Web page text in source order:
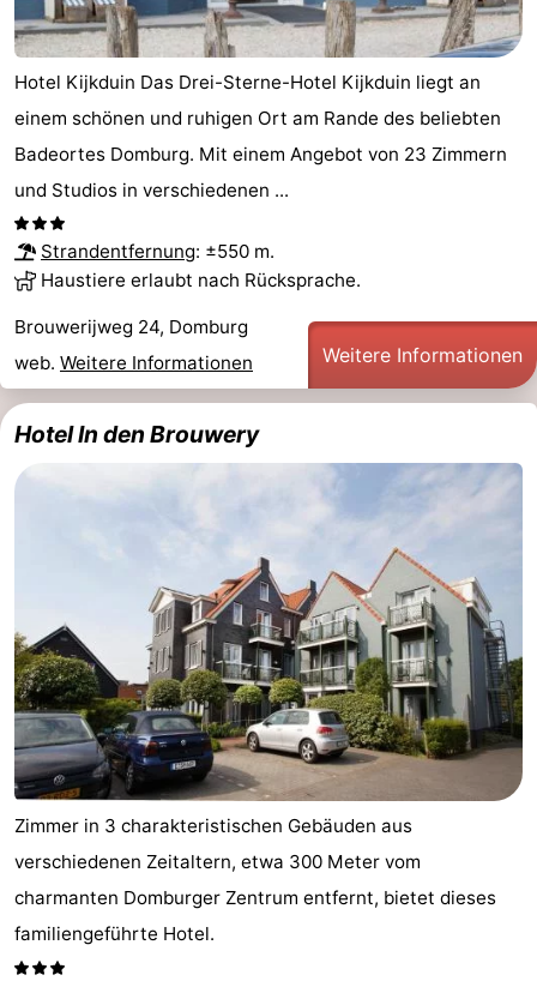
Hotel Kijkduin Das Drei-Sterne-Hotel Kijkduin liegt an
einem schönen und ruhigen Ort am Rande des beliebten
Badeortes Domburg. Mit einem Angebot von 23 Zimmern
und Studios in verschiedenen ...
Strandentfernung: ±550 m.
Haustiere erlaubt nach Rücksprache.
Brouwerijweg 24, Domburg
web. Weitere Informationen Weitere Informationen
Hotel In den Brouwery
Zimmer in 3 charakteristischen Gebäuden aus
verschiedenen Zeitaltern, etwa 300 Meter vom
charmanten Domburger Zentrum entfernt, bietet dieses
familiengeführte Hotel.